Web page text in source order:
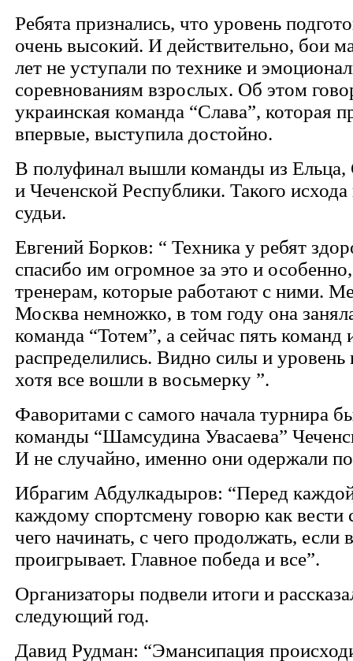
Ребята признались, что уровень
очень высокий. И действительно, бои
лет не уступали по технике и
соревнованиям взрослых. Об этом
украинская команда “Слава”, которая
впервые, выступила достойно.
В полуфинал вышли команды из
и Чеченской Республики. Такого
судьи.
Евгений Борков: “ Техника у ребят
спасибо им огромное за это и
тренерам, которые работают с ними.
Москва немножко, в том году она
команда “Тотем”, а сейчас пять команд
распределились. Видно силы и
хотя все вошли в восьмерку ”.
Фаворитами с самого начала турнира
команды “Шамсудина Увасаева”
И не случайно, именно они одержали
Ибрагим Абдулкадыров: “Перед
каждому спортсмену говорю как вести
чего начинать, с чего продолжать, если
проигрывает. Главное победа и все”.
Организаторы подвели итоги и
следующий год.
Давид Рудман: “Эмансипация